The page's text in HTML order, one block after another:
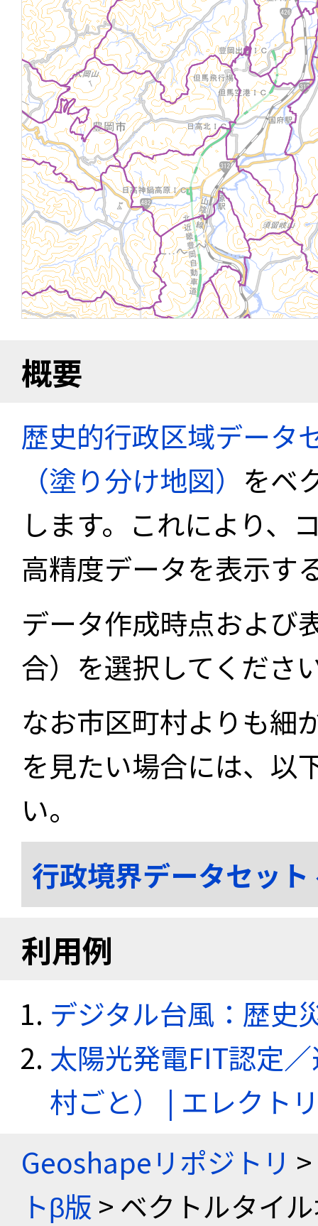
概要
歴史的行政区域データ
（塗り分け地図） をベ
します。これにより、
高精度データを表示す
データ作成時点および
合）を選択してくださ
なお市区町村よりも細
を見たい場合には、以
い。
行政境界データセッ
利用例
デジタル台風：歴史
太陽光発電FIT認定
村ごと） | エレクト
Geoshapeリポジトリ >
トβ版 > ベクトルタイ